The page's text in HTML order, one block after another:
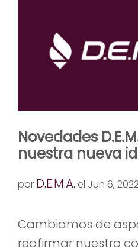
Novedades
nuestra nueva
por D.E.M.A. el Jun 6,
Cambiamos de
reafirmar nuestro